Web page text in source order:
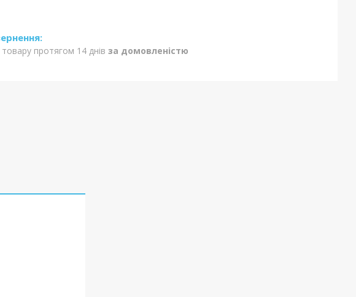
протягом 14 днів за домовленістю